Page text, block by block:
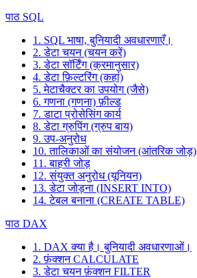
पाठ SQL
1. SQL भाषा, बुनियादी अवधारणाएँ।
2. डेटा चयन (चयन करें)
3. डेटा सॉर्टिंग (क्रमानुसार)
4. डेटा फ़िल्टरिंग (कहां)
5. मेटाचैक्टर का उपयोग (जैसे)
6. गणना (गणना) फ़ील्ड
7. डाटा प्रोसेसिंग कार्य
8. डेटा ग्रुपिंग (ग्रुप बाय)
9. उप-अनुरोध
10. तालिकाओं का संयोजन (आंतरिक जोड़)
11. बाहरी जोड़
12. संयुक्त अनुरोध (यूनियन)
13. डेटा जोड़ना (INSERT INTO)
14. टेबल बनाना (CREATE TABLE)
पाठ DAX
1. DAX क्या है। बुनियादी अवधारणाओं।
2. फ़ंक्शन CALCULATE
3. डेटा चयन फ़ंक्शन FILTER